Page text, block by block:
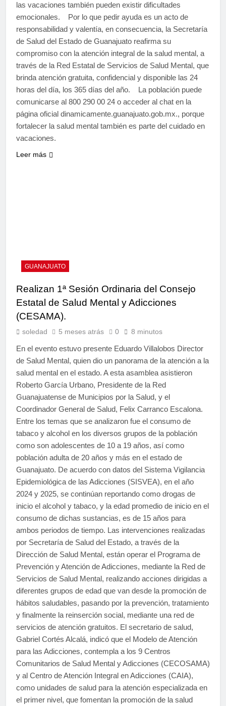
las vacaciones también pueden existir dificultades
emocionales. Por lo que pedir ayuda es un acto de
responsabilidad y valentía, en consecuencia, la Secretaría
de Salud del Estado de Guanajuato reafirma su
compromiso con la atención integral de la salud mental, a
través de la Red Estatal de Servicios de Salud Mental, que
brinda atención gratuita, confidencial y disponible las 24
horas del día, los 365 días del año. La población puede
comunicarse al 800 290 00 24 o acceder al chat en la
página oficial dinamicamente.guanajuato.gob.mx., porque
fortalecer la salud mental también es parte del cuidado en
vacaciones.
Leer más
GUANAJUATO
Realizan 1ª Sesión Ordinaria del Consejo
Estatal de Salud Mental y Adicciones
(CESAMA).
soledad 5 meses atrás 0 8 minutos
En el evento estuvo presente Eduardo Villalobos Director
de Salud Mental, quien dio un panorama de la atención a la
salud mental en el estado. A esta asamblea asistieron
Roberto García Urbano, Presidente de la Red
Guanajuatense de Municipios por la Salud, y el
Coordinador General de Salud, Felix Carranco Escalona.
Entre los temas que se analizaron fue el consumo de
tabaco y alcohol en los diversos grupos de la población
como son adolescentes de 10 a 19 años, así como
población adulta de 20 años y más en el estado de
Guanajuato. De acuerdo con datos del Sistema Vigilancia
Epidemiológica de las Adicciones (SISVEA), en el año
2024 y 2025, se continúan reportando como drogas de
inicio el alcohol y tabaco, y la edad promedio de inicio en el
consumo de dichas sustancias, es de 15 años para
ambos periodos de tiempo. Las intervenciones realizadas
por Secretaría de Salud del Estado, a través de la
Dirección de Salud Mental, están operar el Programa de
Prevención y Atención de Adicciones, mediante la Red de
Servicios de Salud Mental, realizando acciones dirigidas a
diferentes grupos de edad que van desde la promoción de
hábitos saludables, pasando por la prevención, tratamiento
y finalmente la reinserción social, mediante una red de
servicios de atención gratuitos. El secretario de salud,
Gabriel Cortés Alcalá, indicó que el Modelo de Atención
para las Adicciones, contempla a los 9 Centros
Comunitarios de Salud Mental y Adicciones (CECOSAMA)
y al Centro de Atención Integral en Adicciones (CAIA),
como unidades de salud para la atención especializada en
el primer nivel, que fomentan la promoción de la salud